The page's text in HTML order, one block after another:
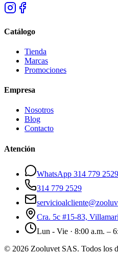
Catálogo
Tienda
Marcas
Promociones
Empresa
Nosotros
Blog
Contacto
Atención
WhatsApp 314 779 2529
314 779 2529
Cra. 5c #15-83,
Lun - Vie · 8:00 a.m. –
© 2026 Zooluvet SAS. Todos los